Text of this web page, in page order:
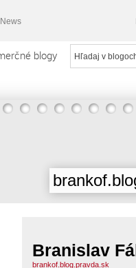
blogy
Branislav
brankof.blog.pravda.sk